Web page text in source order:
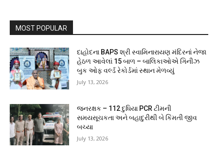
MOST POPULAR
દાહોદના BAPS શ્રી સ્વામિનારાયણ મંદિરનાં નેજા
હેઠળ આવેલાં 15 બાળ – બાલિકાઓએ ગિનીઝ
બુક ઓફ વર્લ્ડ રેકોર્ડમાં સ્થાન મેળવ્યું
July 13, 2026
જનરક્ષક – 112 દુધિયા PCR ટીમની
સમયસૂચકતા અને બહાદુરીથી બે કિંમતી જીવ
બચ્યા
July 13, 2026